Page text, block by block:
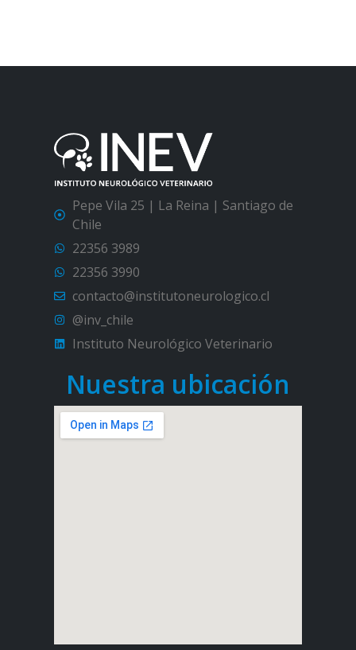
Pepe Vila 25 | La Reina | Santiago de
Chile
22356 3989
22356 3990
contacto@institutoneurologico.cl
@inv_chile
Instituto Neurológico Veterinario
Nuestra ubicación